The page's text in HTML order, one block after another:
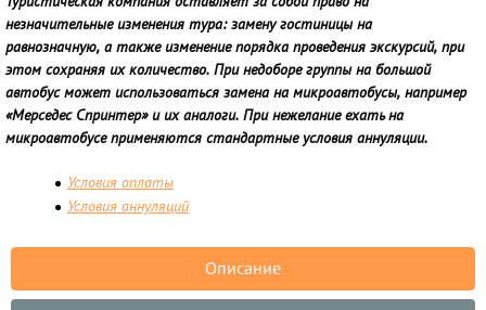
незначительные изменения тура: замену гостиницы на
равнозначную, а также изменение порядка проведения экскурсий, при
этом сохраняя их количество. При недоборе группы на большой
автобус может использоваться замена на микроавтобусы, например
«Мерседес Спринтер» и их аналоги. При нежелание ехать на
микроавтобусе применяются стандартные условия аннуляции.
Условия оплаты
Условия аннуляций
Описание